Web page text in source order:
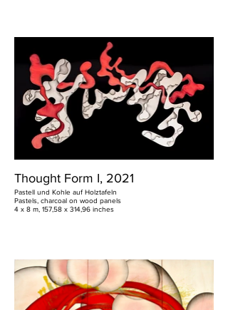
Thought Form I, 2021
Pastell und Kohle auf Holztafeln
Pastels, charcoal on wood panels
4 x 8 m, 157,58 x 314,96 inches